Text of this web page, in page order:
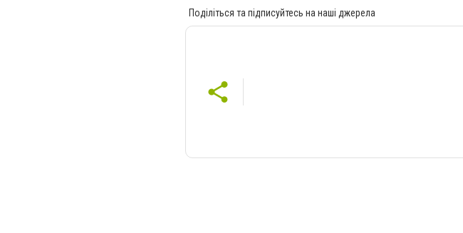
Поділіться та підписуйтесь на наші джерела